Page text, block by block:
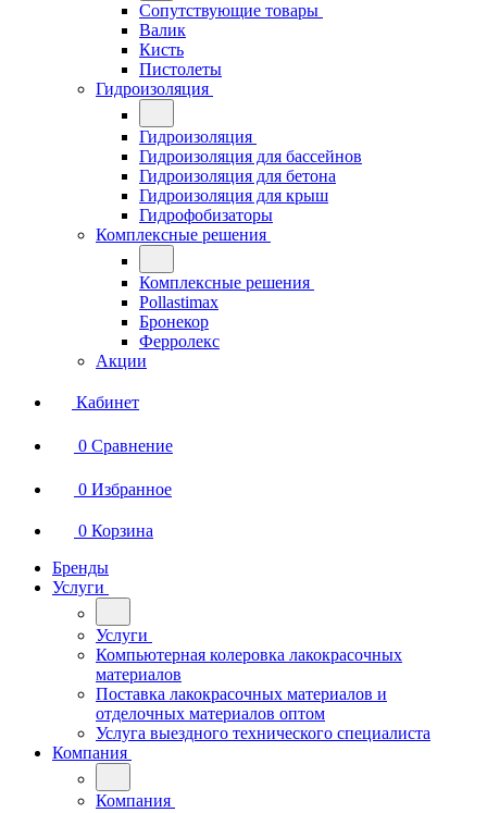
Сопутствующие товары
Валик
Кисть
Пистолеты
Гидроизоляция
Гидроизоляция
Гидроизоляция для бассейнов
Гидроизоляция для бетона
Гидроизоляция для крыш
Гидрофобизаторы
Комплексные решения
Комплексные решения
Pollastimax
Бронекор
Ферролекс
Акции
Кабинет
0 Сравнение
0 Избранное
0 Корзина
Бренды
Услуги
Услуги
Компьютерная колеровка лакокрасочных
материалов
Поставка лакокрасочных материалов и
отделочных материалов оптом
Услуга выездного технического специалиста
Компания
Компания